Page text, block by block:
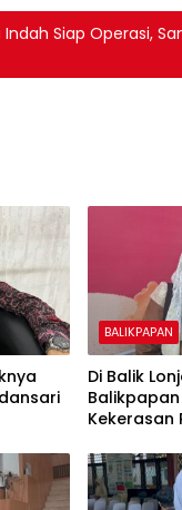
Indah Siap Operasi,
BALIKPAPAN
Di Balik
Kekerasan